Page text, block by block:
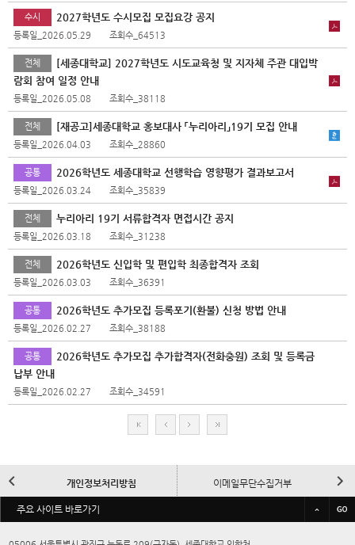
수시 2027학년도 수시모집 모집요강 공지
등록일_2026.05.29 조회수_64513
전체
[세종대학교] 2027학년도 시도교육청 및 지자체 주관 대입박
람회 참여 일정 안내
등록일_2026.05.08 조회수_38118
전체 [재공고]세종대학교 홍보대사 「누리아리」19기 모집 안내
등록일_2026.04.03 조회수_28860
공통 2026학년도 세종대학교 선행학습 영향평가 결과보고서
등록일_2026.03.24 조회수_35839
전체 누리아리 19기 서류합격자 면접시간 공지
등록일_2026.03.18 조회수_31238
전체 2026학년도 신입학 및 편입학 최종합격자 조회
등록일_2026.03.03 조회수_36391
공통 2026학년도 추가모집 등록포기(환불) 신청 방법 안내
등록일_2026.02.27 조회수_38188
공통
2026학년도 추가모집 추가합격자(전화충원) 조회 및 등록금
납부 안내
등록일_2026.02.27 조회수_34591
처
이
다
마
다
개인정보처리방침 이메일무단수집거부
규정/예결산공고 대학정보공시
주요 사이트 바로가기
바
로